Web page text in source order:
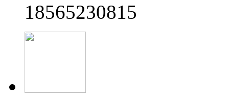
18565230815